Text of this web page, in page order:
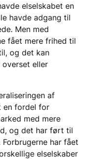
elselskabet en
havde adgang til
Men med
fået mere frihed til
og det kan
eller
af
en fordel for
med mere
og det har ført til
har fået
elselskaber